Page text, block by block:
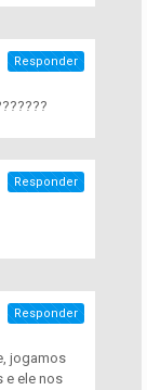
Responder
Responder
jogamos
e ele nos
Responder